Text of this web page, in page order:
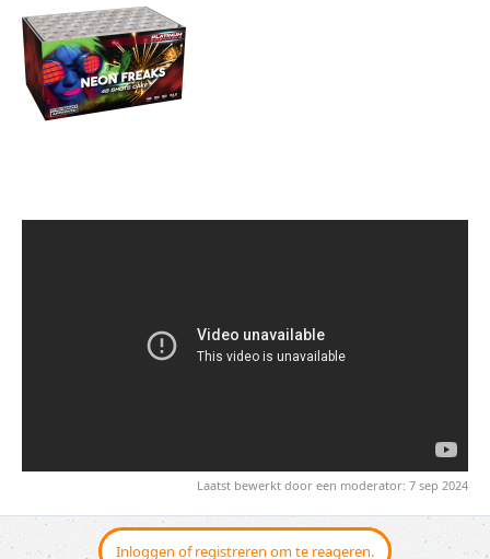
Laatst bewerkt door een moderator: 7 sep 2024
Inloggen of registreren om te reageren.